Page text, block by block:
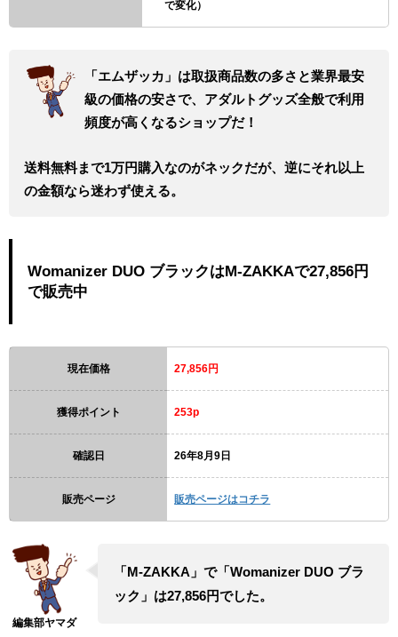
で変化）
「エムザッカ」は取扱商品数の多さと業界最安
級の価格の安さで、アダルトグッズ全般で利用
頻度が高くなるショップだ！
送料無料まで1万円購入なのがネックだが、逆にそれ以上
の金額なら迷わず使える。
Womanizer DUO ブラックはM-ZAKKAで27,856円
で販売中
現在価格 27,856円
獲得ポイント 253p
確認日 26年8月9日
販売ページ 販売ページはコチラ
「M-ZAKKA」で「Womanizer DUO ブラ
ック」は27,856円でした。